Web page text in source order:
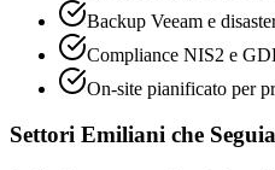
Backup Veeam e
Compliance NIS2 e
On-site pianificato per
Settori Emiliani che